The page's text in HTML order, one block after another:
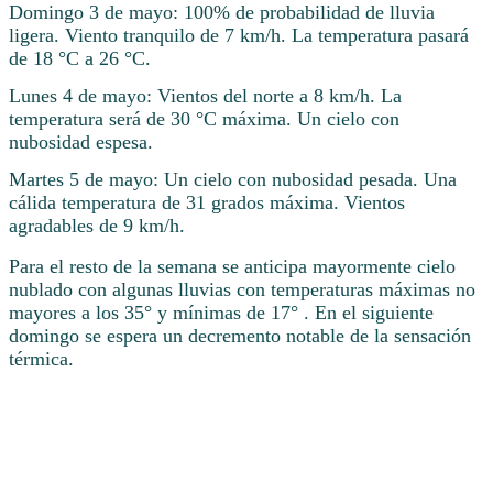
Domingo 3 de mayo: 100% de probabilidad de lluvia
ligera. Viento tranquilo de 7 km/h. La temperatura pasará
de 18 °C a 26 °C.
Lunes 4 de mayo: Vientos del norte a 8 km/h. La
temperatura será de 30 °C máxima. Un cielo con
nubosidad espesa.
Martes 5 de mayo: Un cielo con nubosidad pesada. Una
cálida temperatura de 31 grados máxima. Vientos
agradables de 9 km/h.
Para el resto de la semana se anticipa mayormente cielo
nublado con algunas lluvias con temperaturas máximas no
mayores a los 35° y mínimas de 17° . En el siguiente
domingo se espera un decremento notable de la sensación
térmica.